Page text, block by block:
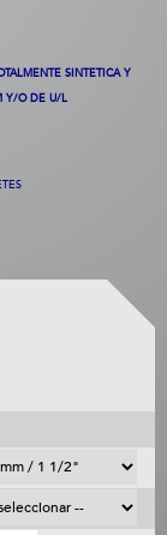
SINTETICA Y
Y/O DE U/L